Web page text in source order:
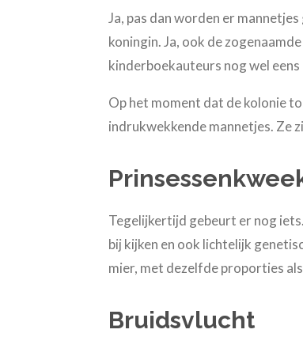
Ja, pas dan worden er
koningin. Ja, ook de
kinderboekauteurs nog wel eens
Op het moment dat de kolonie
indrukwekkende mannetjes. Ze
Tegelijkertijd gebeurt er nog
bij kijken en ook lichtelijk
mier, met dezelfde proporties
Bruidsvlucht